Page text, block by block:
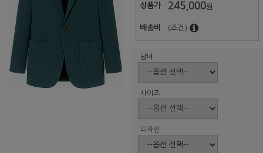
상품가 245,000원
배송비 (조건)
남녀
사이즈
디자인